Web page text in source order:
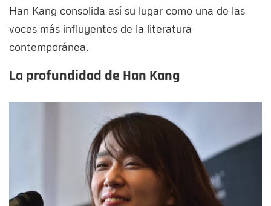
Han Kang consolida así su lugar como una de las
voces más influyentes de la literatura
contemporánea.
La profundidad de Han Kang